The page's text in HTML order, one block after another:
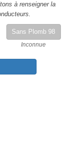
à renseigner la
Sans Plomb 98
Inconnue